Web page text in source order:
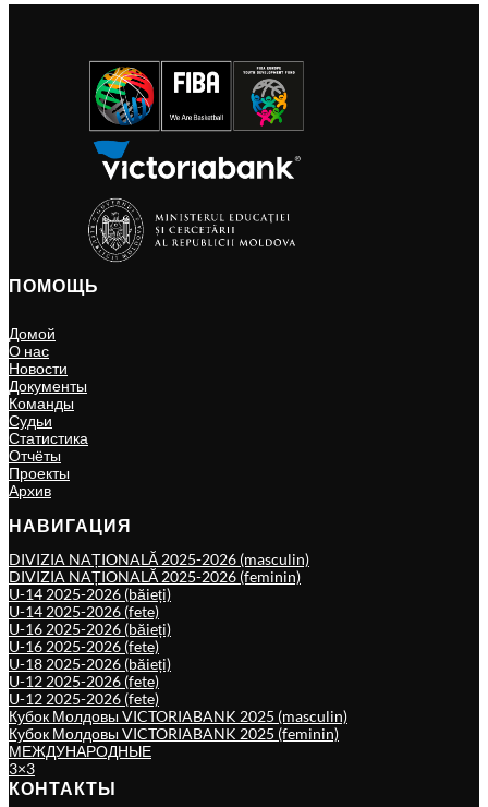
ПОМОЩЬ
Домой
О нас
Новости
Документы
Команды
Судьи
Статистика
Отчёты
Проекты
Архив
НАВИГАЦИЯ
DIVIZIA NAȚIONALĂ 2025-2026 (masculin)
DIVIZIA NAȚIONALĂ 2025-2026 (feminin)
U-14 2025-2026 (băieți)
U-14 2025-2026 (fete)
U-16 2025-2026 (băieți)
U-16 2025-2026 (fete)
U-18 2025-2026 (băieți)
U-12 2025-2026 (fete)
U-12 2025-2026 (fete)
Кубок Молдовы VICTORIABANK 2025 (masculin)
Кубок Молдовы VICTORIABANK 2025 (feminin)
МЕЖДУНАРОДНЫЕ
3×3
КОНТАКТЫ